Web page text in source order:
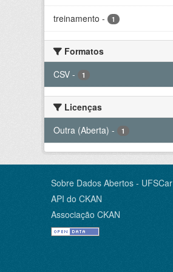
treinamento - 1
Formatos
CSV - 1
Licenças
Outra (Aberta) - 1
Sobre Dados Abertos - UFSCar
API do CKAN
Associação CKAN